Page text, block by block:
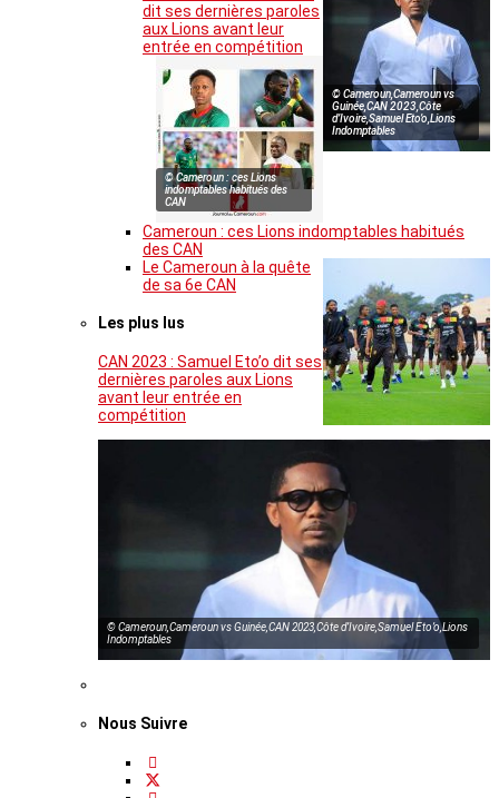
© Cameroun,Cameroun vs
Guinée,CAN 2023,Côte
d’Ivoire,Samuel Eto’o,Lions
Indomptables
dit ses dernières paroles
aux Lions avant leur
entrée en compétition
© Cameroun : ces Lions
indomptables habitués des
CAN
Cameroun : ces Lions indomptables habitués
des CAN
Le Cameroun à la quête
de sa 6e CAN
Les plus lus
CAN 2023 : Samuel Eto’o dit ses
dernières paroles aux Lions
avant leur entrée en
compétition
© Cameroun,Cameroun vs Guinée,CAN 2023,Côte d’Ivoire,Samuel Eto’o,Lions
Indomptables
Nous Suivre